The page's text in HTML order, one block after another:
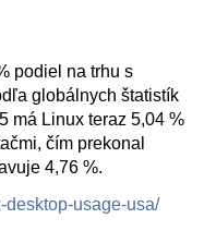
podiel na trhu s
globálnych štatistík
má Linux teraz 5,04 %
čím prekonal
4,76 %.
desktop-usage-usa/